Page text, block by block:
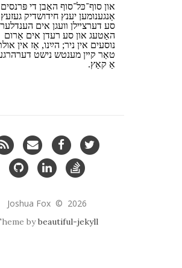
און סוף־כּל־סוף האָבן די פּרנסים
אָנגענומען יענץ חידושדיק
סע דערצײלן װעגן אים
האַטעג און סע רעדן אים אַרום
נוסעים אין ניר; הײַנו, אַז אין
טאָר קײן מענטש נישט
אַ קאַץ.
RSS
Email
me
Facebook
GitHub LinkedIn
Joshua Fox © 2026
bybeautiful-jekyll